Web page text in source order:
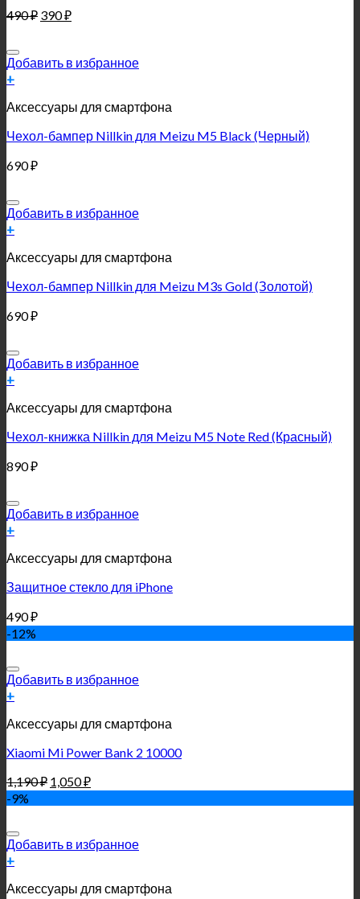
490₽ 390₽
Добавить в избранное
+
Аксессуары для смартфона
Чехол-бампер Nillkin для Meizu M5 Black (Черный)
690₽
Добавить в избранное
+
Аксессуары для смартфона
Чехол-бампер Nillkin для Meizu M3s Gold (Золотой)
690₽
Добавить в избранное
+
Аксессуары для смартфона
Чехол-книжка Nillkin для Meizu M5 Note Red (Красный)
890₽
Добавить в избранное
+
Аксессуары для смартфона
Защитное стекло для iPhone
490₽
-12%
Добавить в избранное
+
Аксессуары для смартфона
Xiaomi Mi Power Bank 2 10000
1,190₽ 1,050₽
-9%
Добавить в избранное
+
Аксессуары для смартфона